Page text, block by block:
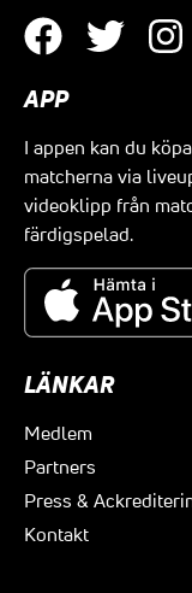
APP
I appen kan du
matcherna via
videoklipp från
färdigspelad.
LÄNKAR
Medlem
Partners
Press &
Kontakt